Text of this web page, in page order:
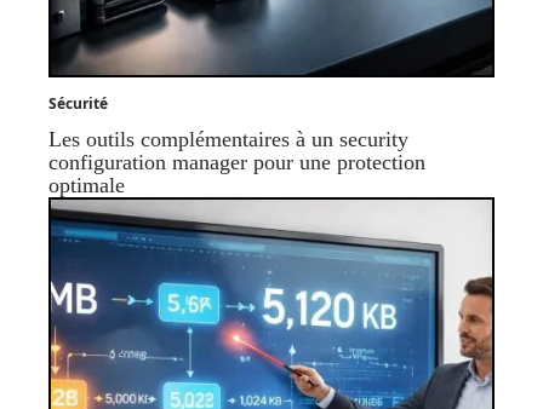
Sécurité
Les outils complémentaires à un security
configuration manager pour une protection
optimale